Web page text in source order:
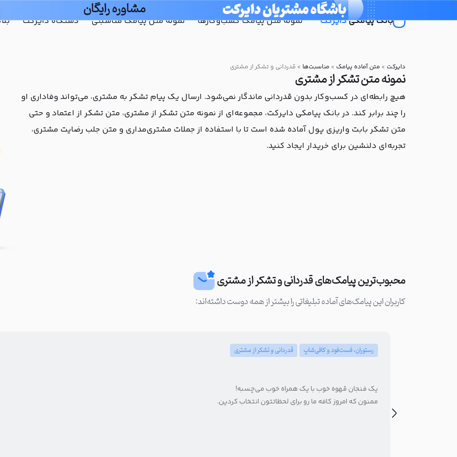
بانک پیامکیدایرکت نمونه متن پیامک کسب‌و‌کارها نمونه متن پیامک مناسبتی دستگاه دایرکت
دایرکت > متن آماده پیامک > مناسبت‌ها > قدردانی و تشکر از مشتری
نمونه متن تشکر از مشتری
هیچ رابطه‌ای در کسب‌وکار بدون قدردانی ماندگار نمی‌شود. ارسال یک پیام تشکر به مشتری، می‌تواند وفاداری او
را چند برابر کند. در بانک پیامکی دایرکت، مجموعه‌ای از نمونه متن تشکر از مشتری، متن تشکر از اعتماد و حتی
متن تشکر بابت واریزی پول آماده شده است تا با استفاده از جملات مشتری‌مداری و متن جلب رضایت مشتری،
تجربه‌ای دلنشین برای خریدار ایجاد کنید.
محبوب‌ترین پیامک‌های قدردانی و تشکر از مشتری
کاربران این پیامک‌های آماده تبلیغاتی را بیشتر از همه دوست داشته‌اند:
رستوران، فست‌فود و کافی‌شاپ قدردانی و تشکر از مشتری
یک فنجان قهوه خوب با یک همراه خوب می‌چسبه!
ممنون که امروز کافه ما رو برای لحظاتتون انتخاب کردین.
مشاوره رایگان